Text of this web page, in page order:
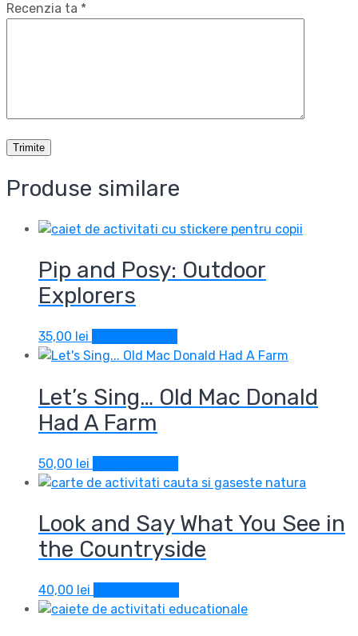
Recenzia ta *
Produse similare
Pip and Posy: Outdoor
Explorers
35,00 lei
Let’s Sing… Old Mac Donald
Had A Farm
50,00 lei
Look and Say What You See in
the Countryside
40,00 lei